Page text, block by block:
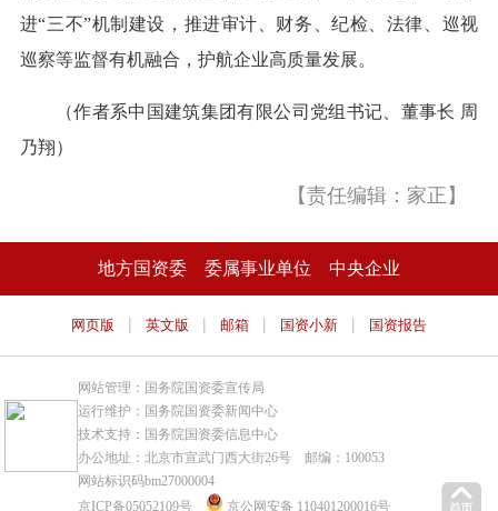
进“三不”机制建设，推进审计、财务、纪检、法律、巡视
巡察等监督有机融合，护航企业高质量发展。
（作者系中国建筑集团有限公司党组书记、董事长 周
乃翔）
【责任编辑：家正】
地方国资委 委属事业单位 中央企业
网页版 | 英文版 | 邮箱 | 国资小新 | 国资报告
网站管理：国务院国资委宣传局
运行维护：国务院国资委新闻中心
技术支持：国务院国资委信息中心
办公地址：北京市宣武门西大街26号 邮编：100053
网站标识码bm27000004
京ICP备05052109号
京公网安备 110401200016号